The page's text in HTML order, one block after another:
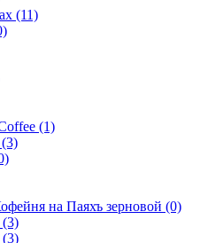
(11)
(1)
(3)
на Паяхъ зерновой (0)
(3)
(3)